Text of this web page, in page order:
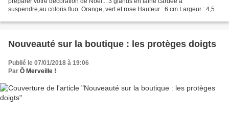
suspendre,au coloris fluo: Orange, vert et rose Hauteur : 6 cm Largeur : 4,5
Nouveauté sur la boutique : les protèges doigts
Publié le 07/01/2018 à 19:06
Par Ô Merveille !